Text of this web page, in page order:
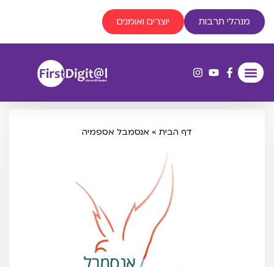
מנהלי תרבות יוצרים ואומנים
דף הבית » אנסמבל אספמיה